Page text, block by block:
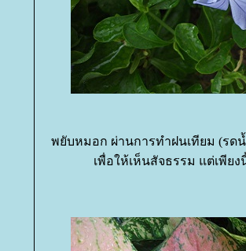
พยับหมอก ผ่านการทำฝนเทียม (รด
เพื่อให้เห็นสัจธรรม แต่เพี